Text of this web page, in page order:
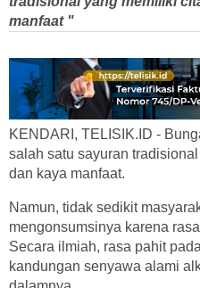
manfaat "
KENDARI, TELISIK.ID -
salah satu sayuran
dan kaya manfaat.
Namun, tidak sedikit
mengonsumsinya karena
Secara ilmiah, rasa pahit
kandungan senyawa alami